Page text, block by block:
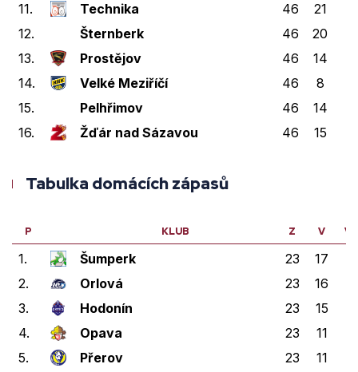
11.
Technika 46 21
12.
Šternberk 46 20
13.
Prostějov 46 14
14.
Velké Meziříčí 46 8
15.
Pelhřimov 46 14
16.
Žďár nad Sázavou 46 15
Tabulka domácích zápasů
P KLUB Z V VP
1. Šumperk 23 17
2.
Orlová 23 16
3.
Hodonín 23 15
4.
Opava 23 11
5.
Přerov 23 11